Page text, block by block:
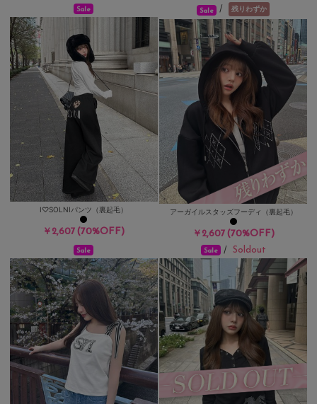
Sale
I♡SOLNIパンツ（裏起毛）
￥2,607(70%OFF)
Sale / 残りわずか
アーガイルスタッズフーディ（裏起毛）
￥2,607(70%OFF)
Sale Sale / Soldout